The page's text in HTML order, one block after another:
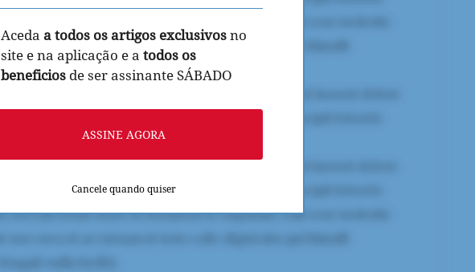
Aceda a todos os artigos exclusivosno
site e na aplicação e a todos os
beneficios de ser assinante SÁBADO
ASSINE AGORA
Cancele quando quiser